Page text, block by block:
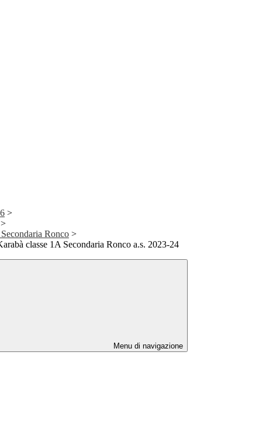
>
>
Ronco >
classe 1A Secondaria Ronco a.s. 2023-24
Menu di navigazione